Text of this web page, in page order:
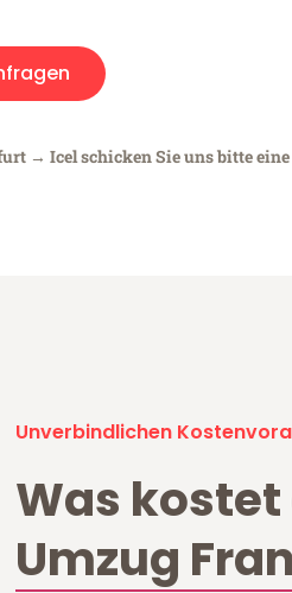
→ Icel schicken Sie uns bitte eine
Unverbindlichen
Was kostet
Umzug